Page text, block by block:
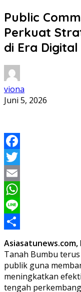
Public
Perkuat
di Era Digital
viona
Juni 5, 2026
Facebook
Twitter
Email
WhatsApp
Line
Share
Asiasatunews.com,
Tanah Bumbu
publik guna
meningkatkan
tengah